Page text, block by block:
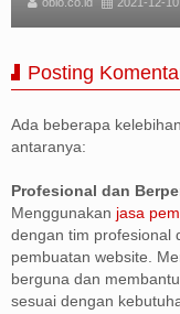
Posting
Ada beberapa
antaranya:
Profesional dan
Menggunakan jasa
dengan tim profesional
pembuatan website.
berguna dan
sesuai dengan